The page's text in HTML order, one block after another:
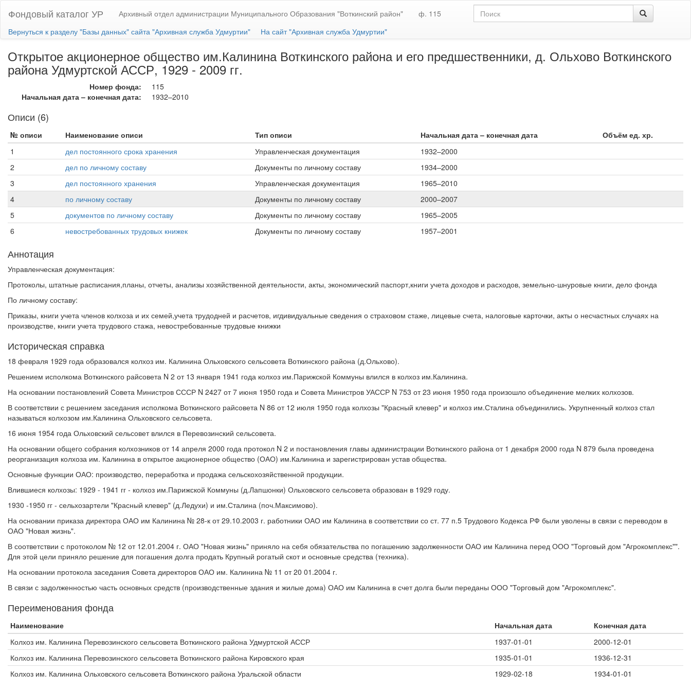
Фондовый каталог УР Архивный отдел администрации Муниципального Образования "Воткинский район"
ф. 115
Вернуться к разделу "Базы данных" сайта "Архивная служба Удмуртии"
На сайт "Архивная служба Удмуртии"
Открытое акционерное общество им.Калинина Воткинского района и его предшественники, д. Ольхово Воткинского
района Удмуртской АССР, 1929 - 2009 гг.
Номер фонда:
115
Начальная дата – конечная дата:
1932–2010
Описи (6)
№ описи Наименование описи Тип описи Начальная дата – конечная дата
Объём ед. хр.
1
дел постоянного срока хранения Управленческая документация
1932–2000
2
дел по личному составу Документы по личному составу
1934–2000
3
дел постоянного хранения Управленческая документация
1965–2010
4
по личному составу Документы по личному составу
2000–2007
5
документов по личному составу Документы по личному составу
1965–2005
6
невостребованных трудовых книжек Документы по личному составу 1957–2001
Аннотация
Управленческая документация:
Протоколы, штатные расписания,планы, отчеты, анализы хозяйственной деятельности, акты, экономический паспорт,книги учета доходов и расходов, земельно-шнуровые книги, дело фонда
По личному составу:
Приказы, книги учета членов колхоза и их семей,учета трудодней и расчетов, игдивидуальные сведения о страховом стаже, лицевые счета, налоговые карточки, акты о несчастных случаях на
производстве, книги учета трудового стажа, невостребованные трудовые книжки
Историческая справка
18 февраля 1929 года образовался колхоз им. Калинина Ольховского сельсовета Воткинского района (д.Ольхово).
Решением исполкома Воткинского райсовета N 2 от 13 января 1941 года колхоз им.Парижской Коммуны влился в колхоз им.Калинина.
На основании постановлений Совета Министров СССР N 2427 от 7 июня 1950 года и Совета Министров УАССР N 753 от 23 июня 1950 года произошло объединение мелких колхозов.
В соответствии с решением заседания исполкома Воткинского райсовета N 86 от 12 июля 1950 года колхозы "Красный клевер" и колхоз им.Сталина объединились. Укрупненный колхоз стал
называться колхозом им.Калинина Ольховского сельсовета.
16 июня 1954 года Ольховский сельсовет влился в Перевозинский сельсовета.
На основании общего собрания колхозников от 14 апреля 2000 года протокол N 2 и постановления главы администрации Воткинского района от 1 декабря 2000 года N 879 была проведена
реорганизация колхоза им. Калинина в открытое акционерное общество (ОАО) им.Калинина и зарегистрирован устав общества.
Основные функции ОАО: производство, переработка и продажа сельскохозяйственной продукции.
Влившиеся колхозы: 1929 - 1941 гг - колхоз им.Парижской Коммуны (д.Лапшонки) Ольховского сельсовета образован в 1929 году.
1930 -1950 гг - сельхозартели "Красный клевер" (д.Ледухи) и им.Сталина (поч.Максимово).
На основании приказа директора ОАО им Калинина № 28-к от 29.10.2003 г. работники ОАО им Калинина в соответствии со ст. 77 п.5 Трудового Кодекса РФ были уволены в связи с переводом в
ОАО "Новая жизнь".
В соответствии с протоколом № 12 от 12.01.2004 г. ОАО "Новая жизнь" приняло на себя обязательства по погашению задолженности ОАО им Калинина перед ООО "Торговый дом "Агрокомплекс"".
Для этой цели приняло решение для погашения долга продать Крупный рогатый скот и основные средства (техника).
На основании протокола заседания Совета директоров ОАО им. Калинина № 11 от 20 01.2004 г.
В связи с задолженностью часть основных средств (производственные здания и жилые дома) ОАО им Калинина в счет долга были переданы ООО "Торговый дом "Агрокомплекс".
Переименования фонда
Наименование Начальная дата
Конечная дата
Колхоз им. Калинина Перевозинского сельсовета Воткинского района Удмуртской АССР
1937-01-01
2000-12-01
Колхоз им. Калинина Перевозинского сельсовета Воткинского района Кировского края
1935-01-01
1936-12-31
Колхоз им. Калинина Ольховского сельсовета Воткинского района Уральской области
1929-02-18 1934-01-01